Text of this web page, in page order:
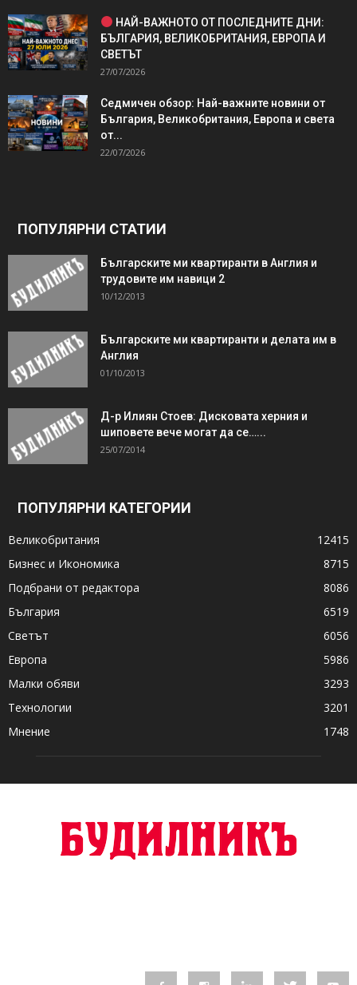
НАЙ-ВАЖНОТО ОТ ПОСЛЕДНИТЕ ДНИ:
БЪЛГАРИЯ, ВЕЛИКОБРИТАНИЯ, ЕВРОПА И
СВЕТЪТ
27/07/2026
Седмичен обзор: Най-важните новини от
България, Великобритания, Европа и света
от...
22/07/2026
ПОПУЛЯРНИ СТАТИИ
Българските ми квартиранти в Англия и
трудовите им навици 2
10/12/2013
Българските ми квартиранти и делата им в
Англия
01/10/2013
Д-р Илиян Стоев: Дисковата херния и
шиповете вече могат да се…...
25/07/2014
ПОПУЛЯРНИ КАТЕГОРИИ
Великобритания
12415
Бизнес и Икономика
8715
Подбрани от редактора
8086
България
6519
Светът
6056
Европа
5986
Малки обяви
3293
Технологии
3201
Мнение
1748